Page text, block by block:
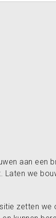
aan een
we
zetten